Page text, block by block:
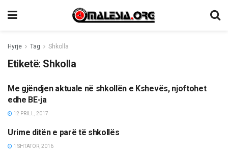
Hyrje Tag Shkolla
Etiketë: Shkolla
OPINIONE/EDITORIALE
Me gjëndjen aktuale në shkollën e Kshevës, njoftohet
edhe BE-ja
12 PRILL, 2017
LAJME
Urime ditën e parë të shkollës
1 SHTATOR, 2016